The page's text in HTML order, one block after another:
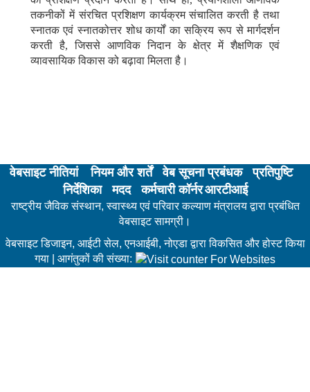
तकनीकों में संरचित प्रशिक्षण कार्यक्रम संचालित करती है तथा
स्नातक एवं स्नातकोत्तर शोध कार्यों का सक्रिय रूप से मार्गदर्शन
करती है, जिससे आणविक निदान के क्षेत्र में शैक्षणिक एवं
व्यावसायिक विकास को बढ़ावा मिलता है।
वेबसाइट नीतियां नियम और शर्तें वेब सूचना प्रबंधक
प्रतिपुष्टि
निर्देशिका
मदद कर्मचारी कॉर्नरआरटीआई
राष्ट्रीय जैविक संस्थान, स्वास्थ्य एवं परिवार कल्याण मंत्रालय द्वारा प्रबंधित
वेबसाइट सामग्री।
वेबसाइट डिजाइन, आईटी सेल, एनआईबी, नोएडा द्वारा विकसित और होस्ट किया
गया | आगंतुकों की संख्या: